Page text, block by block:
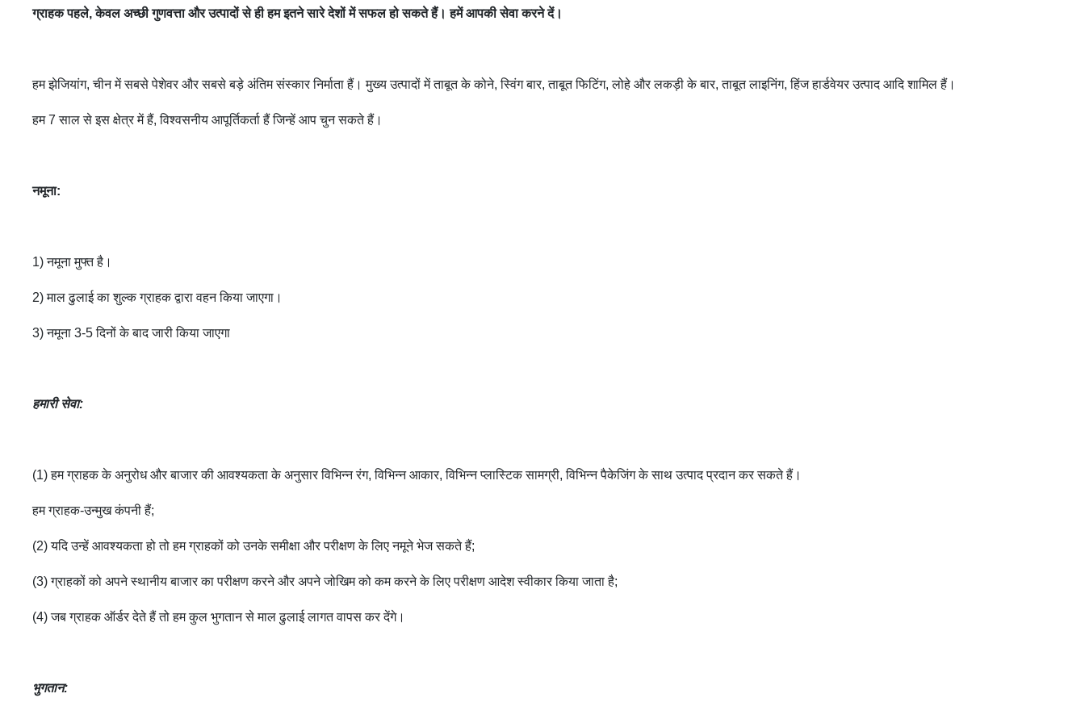
ग्राहक पहले, केवल अच्छी गुणवत्ता और उत्पादों से ही हम इतने सारे देशों में सफल हो सकते हैं। हमें आपकी सेवा करने दें।
हम झेजियांग, चीन में सबसे पेशेवर और सबसे बड़े अंतिम संस्कार निर्माता हैं। मुख्य उत्पादों में ताबूत के कोने, स्विंग बार, ताबूत फिटिंग, लोहे और लकड़ी के बार, ताबूत लाइनिंग, हिंज हार्डवेयर उत्पाद आदि शामिल हैं।
हम 7 साल से इस क्षेत्र में हैं, विश्वसनीय आपूर्तिकर्ता हैं जिन्हें आप चुन सकते हैं।
नमूना:
1) नमूना मुफ्त है।
2) माल ढुलाई का शुल्क ग्राहक द्वारा वहन किया जाएगा।
3) नमूना 3-5 दिनों के बाद जारी किया जाएगा
हमारी सेवा:
(1) हम ग्राहक के अनुरोध और बाजार की आवश्यकता के अनुसार विभिन्न रंग, विभिन्न आकार, विभिन्न प्लास्टिक सामग्री, विभिन्न पैकेजिंग के साथ उत्पाद प्रदान कर सकते हैं।
हम ग्राहक-उन्मुख कंपनी हैं;
(2) यदि उन्हें आवश्यकता हो तो हम ग्राहकों को उनके समीक्षा और परीक्षण के लिए नमूने भेज सकते हैं;
(3) ग्राहकों को अपने स्थानीय बाजार का परीक्षण करने और अपने जोखिम को कम करने के लिए परीक्षण आदेश स्वीकार किया जाता है;
(4) जब ग्राहक ऑर्डर देते हैं तो हम कुल भुगतान से माल ढुलाई लागत वापस कर देंगे।
भुगतान: